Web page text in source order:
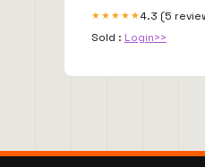
★★★★★4.3 (5
Sold : Login>>